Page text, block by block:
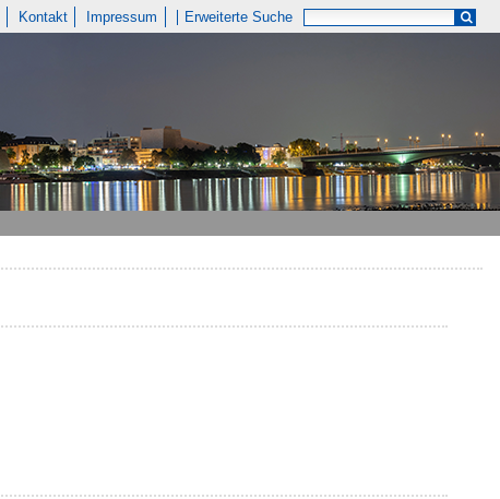
Kontakt Impressum Erweiterte Suche